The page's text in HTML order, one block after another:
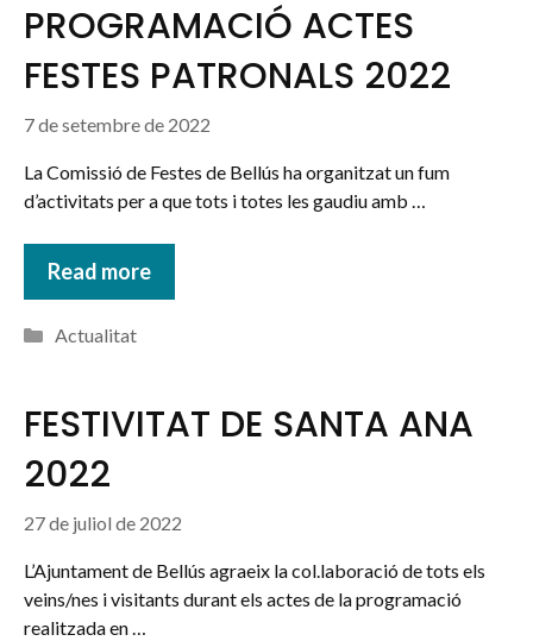
PROGRAMACIÓ ACTES
FESTES PATRONALS 2022
7 de setembre de 2022
La Comissió de Festes de Bellús ha organitzat un fum
d’activitats per a que tots i totes les gaudiu amb …
Read more
Categories
Actualitat
FESTIVITAT DE SANTA ANA
2022
27 de juliol de 2022
L’Ajuntament de Bellús agraeix la col.laboració de tots els
veins/nes i visitants durant els actes de la programació
realitzada en …